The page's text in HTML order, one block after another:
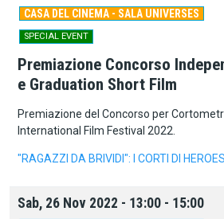
CASA DEL CINEMA - SALA UNIVERSES
SPECIAL EVENT
Premiazione Concorso
e Graduation Short Film
Premiazione del Concorso per
International Film Festival 2022.
"RAGAZZI DA BRIVIDI": I CORTI DI
Sab, 26 Nov 2022 - 13:00 - 15:00